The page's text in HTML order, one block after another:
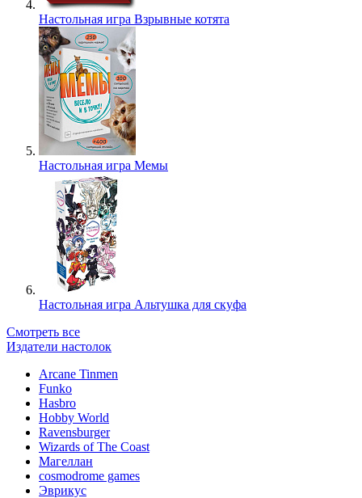
Настольная игра Взрывные котята
Настольная игра Мемы
Настольная игра Альтушка для скуфа
Смотреть все
Издатели настолок
Arcane Tinmen
Funko
Hasbro
Hobby World
Ravensburger
Wizards of The Coast
Магеллан
сosmodrome games
Эврикус